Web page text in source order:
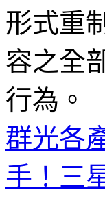
形式重
容之全
行為。
群光各
手！三